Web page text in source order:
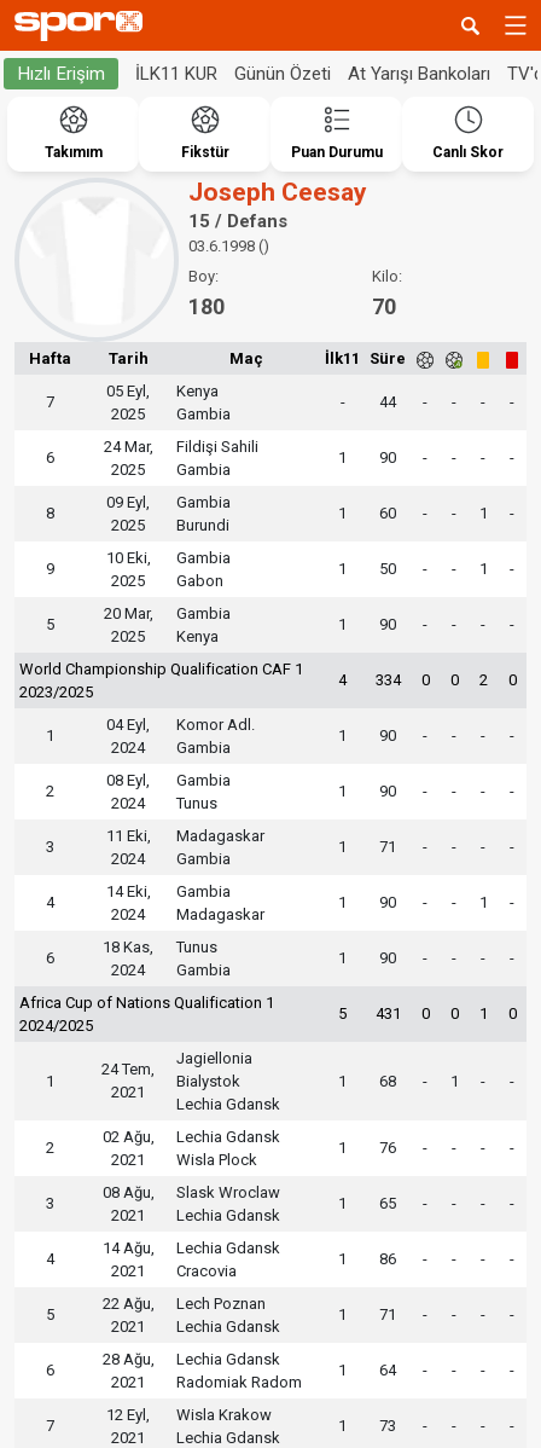
Hızlı Erişim İLK11 KUR Günün Özeti At Yarışı Bankoları
Takımım Fikstür Puan Durumu Canlı Skor
Joseph Ceesay
15 / Defans
03.6.1998 ()
Boy:
180
Kilo:
70
Hafta Tarih Maç İlk11 Süre
7
05 Eyl,
2025
Kenya
Gambia
- 44 - - - -
6
24 Mar,
2025
Fildişi Sahili
Gambia
1 90 - - - -
8
09 Eyl,
2025
Gambia
Burundi
1 60 - - 1 -
9
10 Eki,
2025
Gambia
Gabon
1 50 - - 1 -
5
20 Mar,
2025
Gambia
Kenya
1 90 - - - -
World Championship Qualification CAF 1
2023/2025
4 334 0 0 2 0
1
04 Eyl,
2024
Komor Adl.
Gambia
1 90 - - - -
2
08 Eyl,
2024
Gambia
Tunus
1 90 - - - -
3
11 Eki,
2024
Madagaskar
Gambia
1 71 - - - -
4
14 Eki,
2024
Gambia
Madagaskar
1 90 - - 1 -
6
18 Kas,
2024
Tunus
Gambia
1 90 - - - -
Africa Cup of Nations Qualification 1
2024/2025
5 431 0 0 1 0
1
24 Tem,
2021
Jagiellonia
Bialystok
Lechia Gdansk
1 68 - 1 - -
2
02 Ağu,
2021
Lechia Gdansk
Wisla Plock
1 76 - - - -
3
08 Ağu,
2021
Slask Wroclaw
Lechia Gdansk
1 65 - - - -
4
14 Ağu,
2021
Lechia Gdansk
Cracovia
1 86 - - - -
5
22 Ağu,
2021
Lech Poznan
Lechia Gdansk
1 71 - - - -
6
28 Ağu,
2021
Lechia Gdansk
Radomiak Radom
1 64 - - - -
7
12 Eyl,
2021
Wisla Krakow
Lechia Gdansk
1 73 - - - -